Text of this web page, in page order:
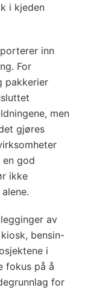
i kjeden
inn
For
pakkerier
men
gjøres
god
ikke
av
bensin-
i
fokus på å
for